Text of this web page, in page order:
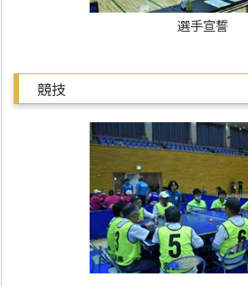
選手宣誓
競技